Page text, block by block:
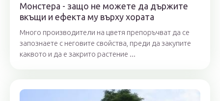
Монстера - защо не можете да държите
вкъщи и ефекта му върху хората
Много производители на цветя препоръчват да се
запознаете с неговите свойства, преди да закупите
каквото и да е закрито растение ...